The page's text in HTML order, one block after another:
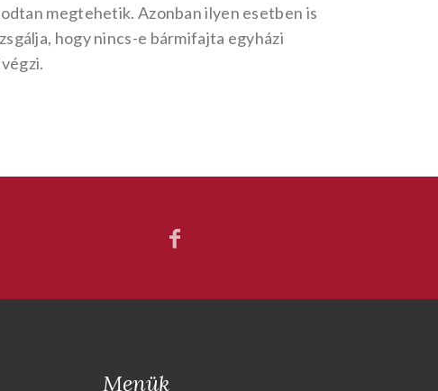
megtehetik. Azonban ilyen esetben is
hogy nincs-e bármifajta egyházi
Menük